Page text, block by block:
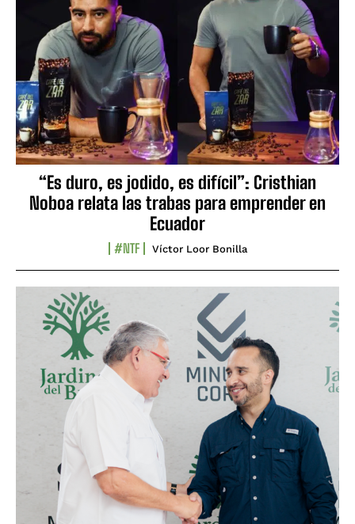
“Es duro, es jodido, es difícil”: Cristhian
Noboa relata las trabas para emprender en
Ecuador
#NTF Víctor Loor Bonilla